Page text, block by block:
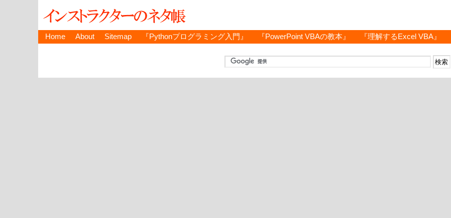
Home About Sitemap 『Pythonプログラミング入門』 『PowerPoint VBAの教本』 『理解するExcel VBA』